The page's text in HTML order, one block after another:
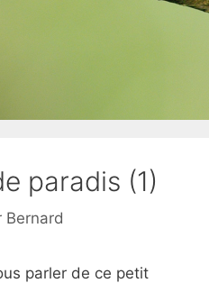
paradis (1)
Bernard
parler de ce petit